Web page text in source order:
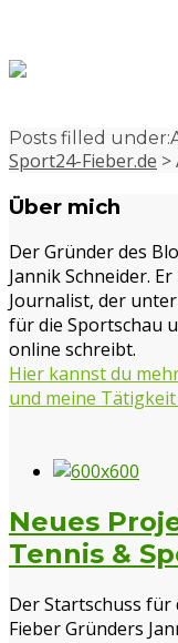
Posts filled
Sport24-Fieber.de >
Neues
Tennis &
Der Startschuss für
Fieber Gründers
Über mich
Der Gründer des
Jannik Schneider.
Journalist, der
für die Sportschau
online schreibt.
Hier kannst du
und meine